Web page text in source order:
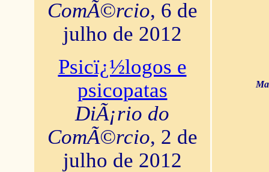
ComÃ©rcio, 6 de
julho de 2012
Psicï¿½logos e
psicopatas
DiÃ¡rio do
ComÃ©rcio, 2 de
julho de 2012